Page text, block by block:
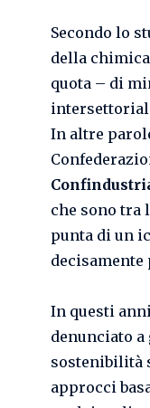
Secondo lo
della
quota – di
In altre
che sono tra
punta di un
decisamente
In questi
denunciato
sostenibilità
approcci